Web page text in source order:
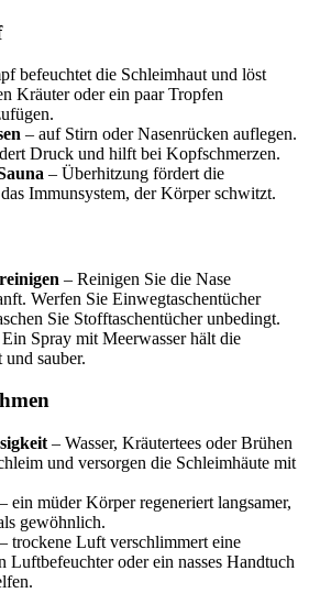
befeuchtet die Schleimhaut und löst
Kräuter oder ein paar Tropfen
– auf Stirn oder Nasenrücken auflegen.
Druck und hilft bei Kopfschmerzen.
– Überhitzung fördert die
Immunsystem, der Körper schwitzt.
– Reinigen Sie die Nase
Werfen Sie Einwegtaschentücher
Sie Stofftaschentücher unbedingt.
Spray mit Meerwasser hält die
sauber.
– Wasser, Kräutertees oder Brühen
und versorgen die Schleimhäute mit
– ein müder Körper regeneriert langsamer,
gewöhnlich.
– trockene Luft verschlimmert eine
Luftbefeuchter oder ein nasses Handtuch